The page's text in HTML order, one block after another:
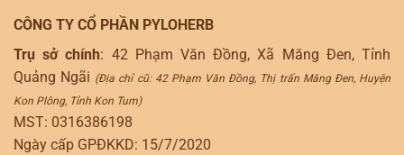
CÔNG TY CỔ PHẦN PYLOHERB
Trụ sở chính: 42 Phạm Văn Đồng, Xã Măng Đen, Tỉnh
Quảng Ngãi (Địa chỉ cũ: 42 Phạm Văn Đồng, Thị trấn Măng Đen, Huyện
Kon Plông, Tỉnh Kon Tum)
MST: 0316386198
Ngày cấp GPĐKKD: 15/7/2020